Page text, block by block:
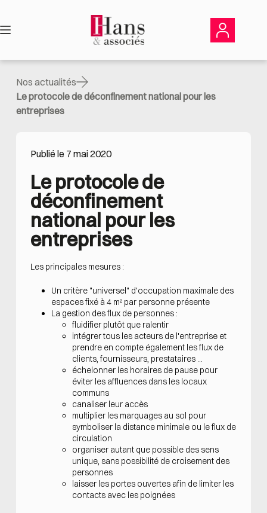
contenu
Nos actualités
Le protocole de déconfinement national pour les
entreprises
Publié le 7 mai 2020
Le protocole de
déconfinement
national pour les
entreprises
Les principales mesures :
Un critère "universel" d'occupation maximale des
espaces fixé à 4 m² par personne présente
La gestion des flux de personnes :
fluidifier plutôt que ralentir
intégrer tous les acteurs de l'entreprise et
prendre en compte également les flux de
clients, fournisseurs, prestataires ...
échelonner les horaires de pause pour
éviter les affluences dans les locaux
communs
canaliser leur accès
multiplier les marquages au sol pour
symboliser la distance minimale ou le flux de
circulation
organiser autant que possible des sens
unique, sans possibilité de croisement des
personnes
laisser les portes ouvertes afin de limiter les
contacts avec les poignées